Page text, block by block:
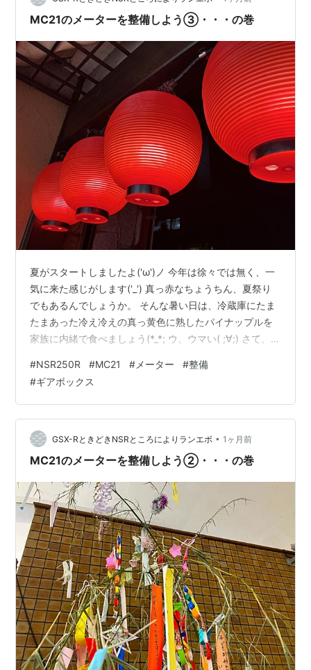
MC21のメーターを整備しよう③・・・の巻
夏がスタートしましたよ('ω')ノ 今年は徐々では無く、一
気に来た感じがします('_') 真っ赤なちょうちん、夏祭り
でもあるんでしょうか。 そんな暑い日は、冷蔵庫にたま
たまあった冷え冷えの真っ黄色に熟したパイナップルを
家族に内緒で食べましょう(*_*; ウ、ウマい( ;∀;) さて、前
ントのゴムブッシュ交換ですが、早速、新旧比較です。
左の２個が新、右の２個が旧。 旧品ですが、大きな損傷
は無いですが、やはり長年に渡って家族に押さえつけら
れて・・・(-_-;) イヤ、メーターに挟まれていたため、縮
んでいるように見えます。 新品はたっぷりと…
#NSR250R #MC21 # メーター #整備
#ギアボックス
GSX-RときどきNSRところによりランエボ • 1ヶ月前
MC21のメーターを整備しよう②・・・の巻